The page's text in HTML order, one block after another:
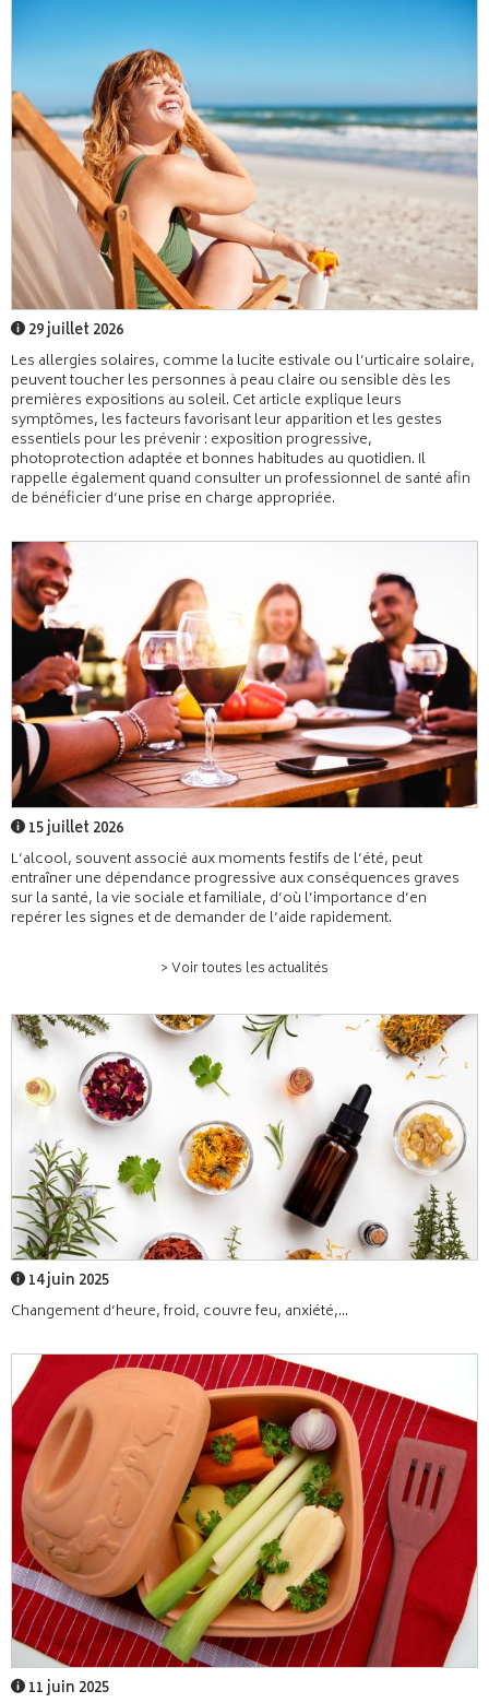
29 juillet 2026
Les allergies solaires, comme la lucite estivale ou l’urticaire solaire,
peuvent toucher les personnes à peau claire ou sensible dès les
premières expositions au soleil. Cet article explique leurs
symptômes, les facteurs favorisant leur apparition et les gestes
essentiels pour les prévenir : exposition progressive,
photoprotection adaptée et bonnes habitudes au quotidien. Il
rappelle également quand consulter un professionnel de santé afin
de bénéficier d’une prise en charge appropriée.
15 juillet 2026
L’alcool, souvent associé aux moments festifs de l’été, peut
entraîner une dépendance progressive aux conséquences graves
sur la santé, la vie sociale et familiale, d’où l’importance d’en
repérer les signes et de demander de l’aide rapidement.
> Voir toutes les actualités
14 juin 2025
Changement d’heure, froid, couvre feu, anxiété,...
11 juin 2025